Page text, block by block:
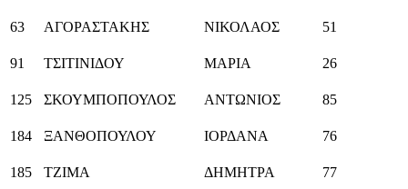
63 ΑΓΟΡΑΣΤΑΚΗΣ ΝΙΚΟΛΑΟΣ 51
91 ΤΣΙΤΙΝΙΔΟΥ ΜΑΡΙΑ 26
125 ΣΚΟΥΜΠΟΠΟΥΛΟΣ ΑΝΤΩΝΙΟΣ 85
184 ΞΑΝΘΟΠΟΥΛΟΥ ΙΟΡΔΑΝΑ 76
185 ΤΖΙΜΑ ΔΗΜΗΤΡΑ 77